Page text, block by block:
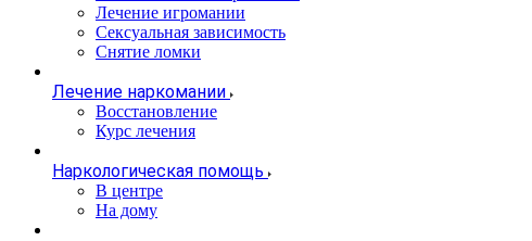
Лечение игромании
Сексуальная зависимость
Снятие ломки
Лечение наркомании
Восстановление
Курс лечения
Наркологическая помощь
В центре
На дому